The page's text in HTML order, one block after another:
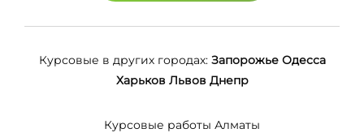
Курсовые в других городах: Запорожье Одесса
Харьков Львов Днепр
Курсовые работы Алматы